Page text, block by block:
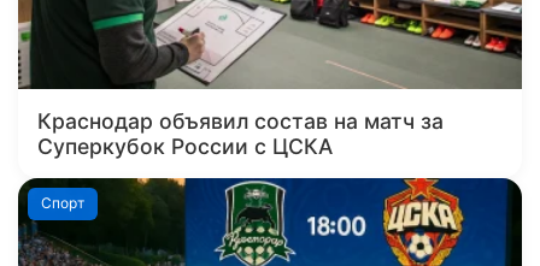
Краснодар объявил состав на матч за
Суперкубок России с ЦСКА
Спорт